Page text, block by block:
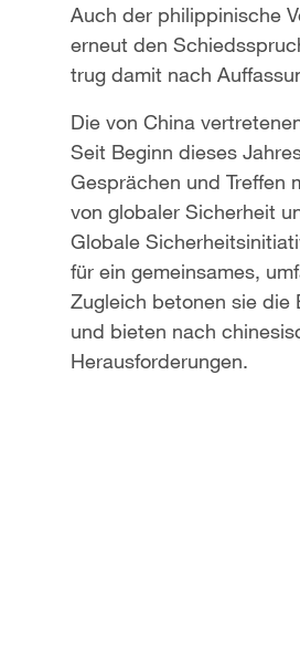
Auch der philippinische
erneut den
trug damit nach
Die von China
Seit Beginn dieses
Gesprächen und Treffen
von globaler Sicherheit
Globale
für ein gemeinsames,
Zugleich betonen sie die
und bieten nach
Herausforderungen.